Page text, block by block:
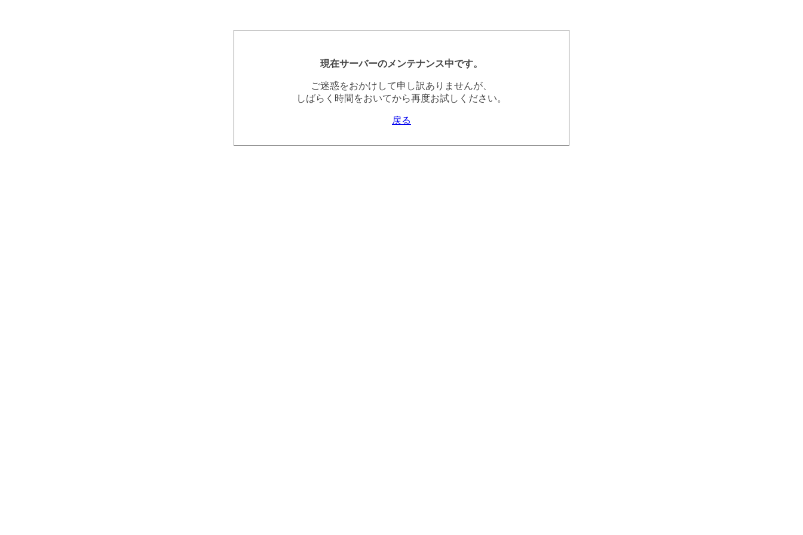
現在サーバーのメンテナンス中です。
ご迷惑をおかけして申し訳ありませんが、
しばらく時間をおいてから再度お試しください。
戻る